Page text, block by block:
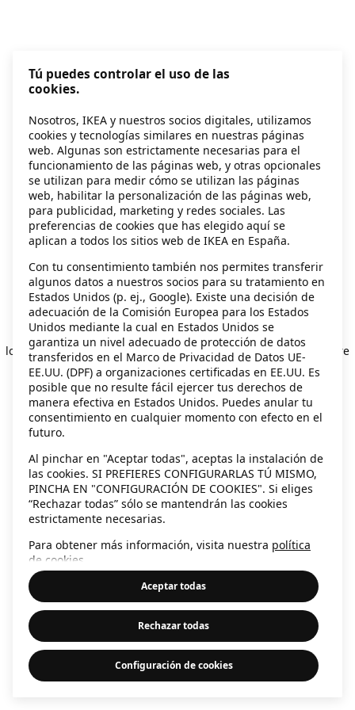
Application error: a client-side exception has occurred
loadingsecondhand.ikea.com (see the browser console for more
information).
Tú puedes controlar el uso de las
cookies.
Nosotros, IKEA y nuestros socios digitales, utilizamos
cookies y tecnologías similares en nuestras páginas
web. Algunas son estrictamente necesarias para el
funcionamiento de las páginas web, y otras opcionales
se utilizan para medir cómo se utilizan las páginas
web, habilitar la personalización de las páginas web,
para publicidad, marketing y redes sociales. Las
preferencias de cookies que has elegido aquí se
aplican a todos los sitios web de IKEA en España.
Con tu consentimiento también nos permites transferir
algunos datos a nuestros socios para su tratamiento en
Estados Unidos (p. ej., Google). Existe una decisión de
adecuación de la Comisión Europea para los Estados
Unidos mediante la cual en Estados Unidos se
garantiza un nivel adecuado de protección de datos
transferidos en el Marco de Privacidad de Datos UE-
EE.UU. (DPF) a organizaciones certificadas en EE.UU. Es
posible que no resulte fácil ejercer tus derechos de
manera efectiva en Estados Unidos. Puedes anular tu
consentimiento en cualquier momento con efecto en el
futuro.
Al pinchar en "Aceptar todas", aceptas la instalación de
las cookies. SI PREFIERES CONFIGURARLAS TÚ MISMO,
PINCHA EN "CONFIGURACIÓN DE COOKIES". Si eliges
“Rechazar todas” sólo se mantendrán las cookies
estrictamente necesarias.
Para obtener más información, visita nuestra política
de cookies
Aceptar todas
Rechazar todas
Configuración de cookies